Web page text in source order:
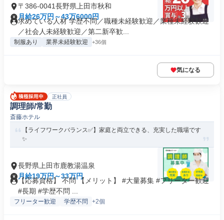
〒386-0041長野県上田市秋和
月給26万円～43万6000円
求めている人材 学歴不問／職種未経験歓迎／業種未経験歓迎
／社会人未経験歓迎／第二新卒歓...
制服あり 業界未経験歓迎 +36個
気になる
正社員
調理師/常勤
斎藤ホテル
【ライフワークバランス✅️】家庭と両立できる、充実した職場です
✨
長野県上田市鹿教湯温泉
月給19万円～33万円
【応募資格】 不問 【メリット】 #大量募集 #フリーター歓迎
#長期 #学歴不問 ...
フリーター歓迎 学歴不問 +2個